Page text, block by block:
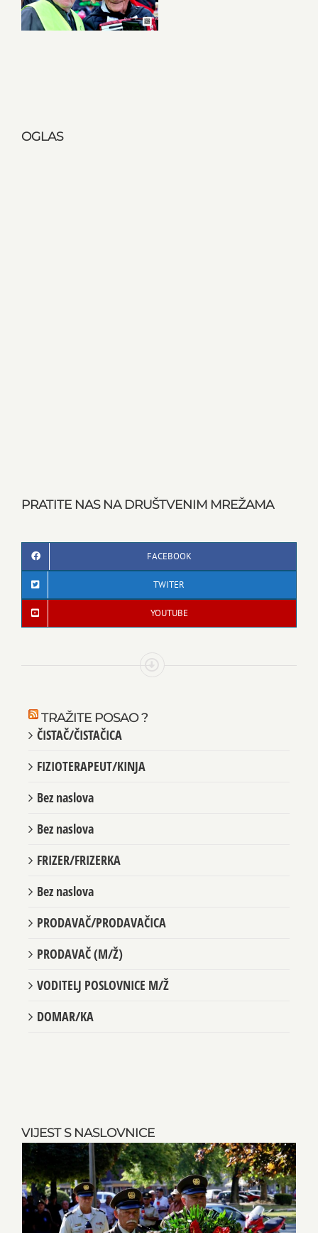
VIJEST S NASLOVNICE
OGLAS
PRATITE NAS NA DRUŠTVENIM MREŽAMA
FACEBOOK
TWITER
YOUTUBE
TRAŽITE POSAO ?
ČISTAČ/ČISTAČICA
FIZIOTERAPEUT/KINJA
Bez naslova
Bez naslova
FRIZER/FRIZERKA
Bez naslova
PRODAVAČ/PRODAVAČICA
PRODAVAČ (M/Ž)
VODITELJ POSLOVNICE M/Ž
DOMAR/KA